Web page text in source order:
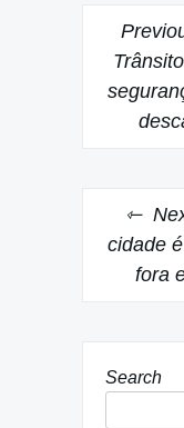
Post
cidade
fora
Search